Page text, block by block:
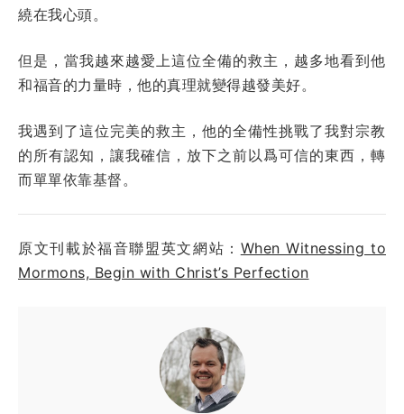
繞在我心頭。
但是，當我越來越愛上這位全備的救主，越多地看到他
和福音的力量時，他的真理就變得越發美好。
我遇到了這位完美的救主，他的全備性挑戰了我對宗教
的所有認知，讓我確信，放下之前以爲可信的東西，轉
而單單依靠基督。
原文刊載於福音聯盟英文網站： When Witnessing to
Mormons, Begin with Christ’s Perfection